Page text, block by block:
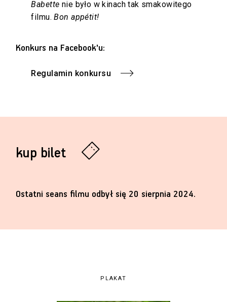
kup bilet
Ostatni seans filmu odbył się 20 sierpnia 2024.
PLAKAT
Babette nie było w kinach tak smakowitego
filmu.Bon appétit!
Konkurs na Facebook'u:
Regulamin konkursu